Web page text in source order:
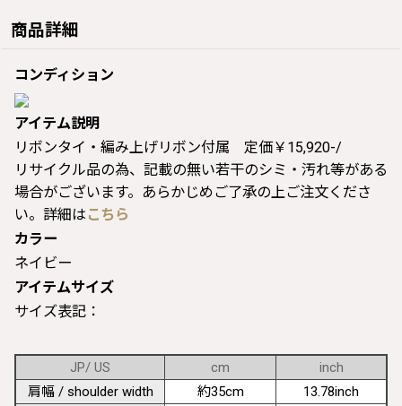
商品詳細
コンディション
アイテム説明
リボンタイ・編み上げリボン付属 定価￥15,920-/
リサイクル品の為、記載の無い若干のシミ・汚れ等がある
場合がございます。あらかじめご了承の上ご注文くださ
い。詳細は こちら
カラー
ネイビー
アイテムサイズ
サイズ表記：
JP/ US cm
inch
肩幅 / shoulder width
約35cm
13.78inch